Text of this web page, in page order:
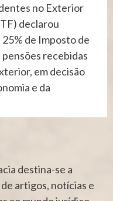
no Exterior
declarou
de Imposto de
recebidas
em decisão
e da
destina-se a
artigos, notícias e